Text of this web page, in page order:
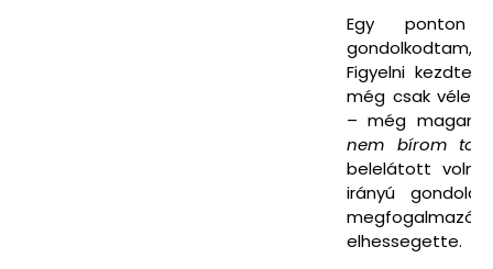
Egy ponton
gondolkodtam,
Figyelni
még csak
– még
nem bírom
belelátott
irányú
elhessegette.